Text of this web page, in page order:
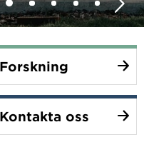
Bild nummer 0 av 5
Aktuell bild.
Bild nummer 1 av 5
Bild nummer 2
BildBild
Forskning
Kontakta oss